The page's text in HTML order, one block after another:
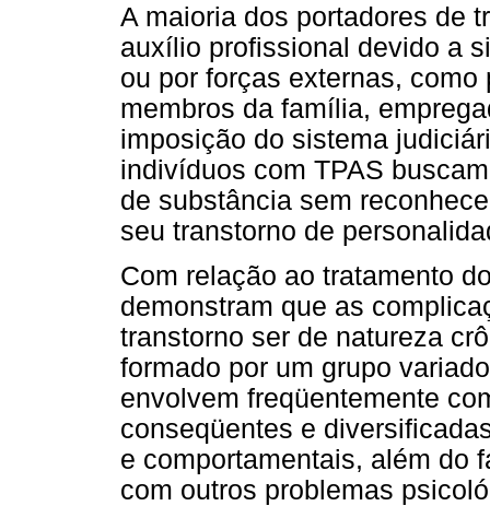
A maioria dos portadores de
auxílio profissional devido a
ou por forças externas,
membros da família,
imposição do sistema
indivíduos com TPAS
de substância sem
seu transtorno de
Com relação ao tratamento
demonstram que as
transtorno ser de natureza
formado por um grupo
envolvem freqüentemente
conseqüentes e
e comportamentais, além do
com outros problemas